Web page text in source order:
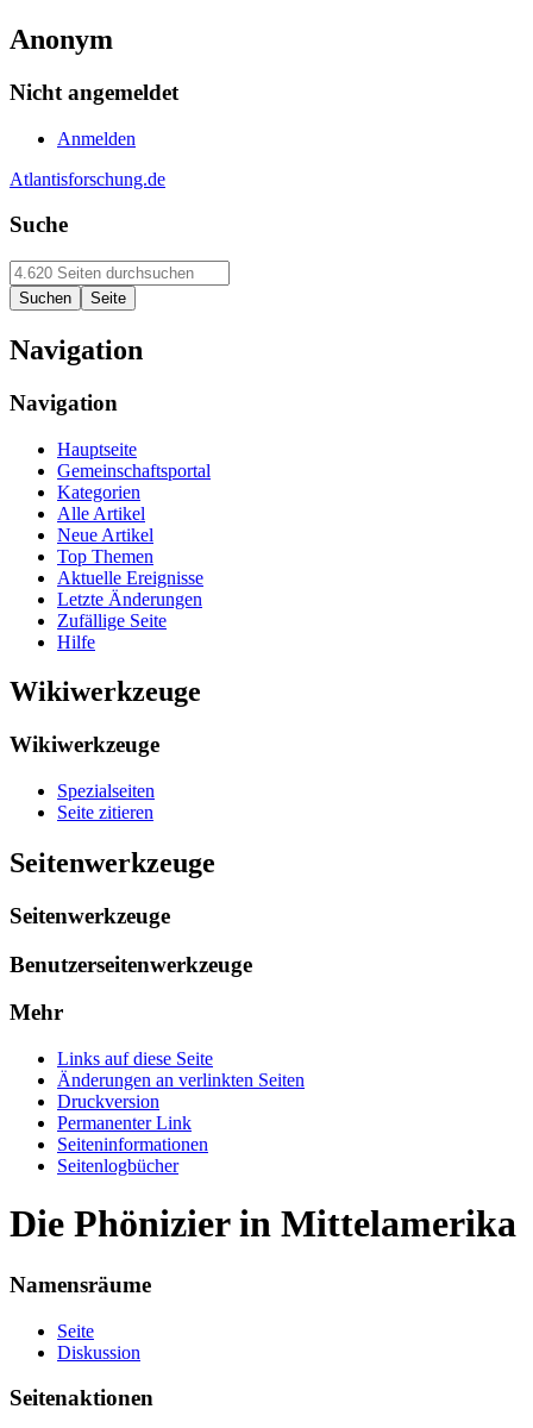
Anonym
Nicht angemeldet
Anmelden
Atlantisforschung.de
Suche
Navigation
Navigation
Hauptseite
Gemeinschaftsportal
Kategorien
Alle Artikel
Neue Artikel
Top Themen
Aktuelle Ereignisse
Letzte Änderungen
Zufällige Seite
Hilfe
Wikiwerkzeuge
Wikiwerkzeuge
Spezialseiten
Seite zitieren
Seitenwerkzeuge
Seitenwerkzeuge
Benutzerseitenwerkzeuge
Mehr
Links auf diese Seite
Änderungen an verlinkten Seiten
Druckversion
Permanenter Link
Seiten­informationen
Seitenlogbücher
Die Phönizier in Mittelamerika
Namensräume
Seite
Diskussion
Seitenaktionen